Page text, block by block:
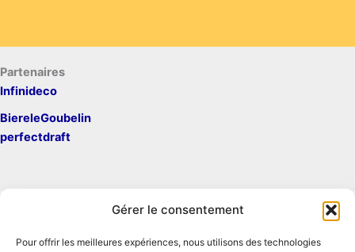
Gérer le consentement
Pour offrir les meilleures expériences, nous utilisons des technologies
Partenaires
Infinideco
BiereleGoubelin
perfectdraft